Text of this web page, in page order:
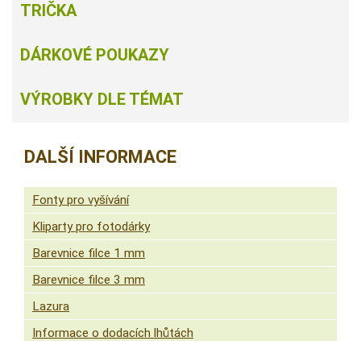
TRIČKA
DÁRKOVÉ POUKAZY
VÝROBKY DLE TÉMAT
DALŠÍ INFORMACE
Fonty pro vyšívání
Kliparty pro fotodárky
Barevnice filce 1 mm
Barevnice filce 3 mm
Lazura
Informace o dodacích lhůtách